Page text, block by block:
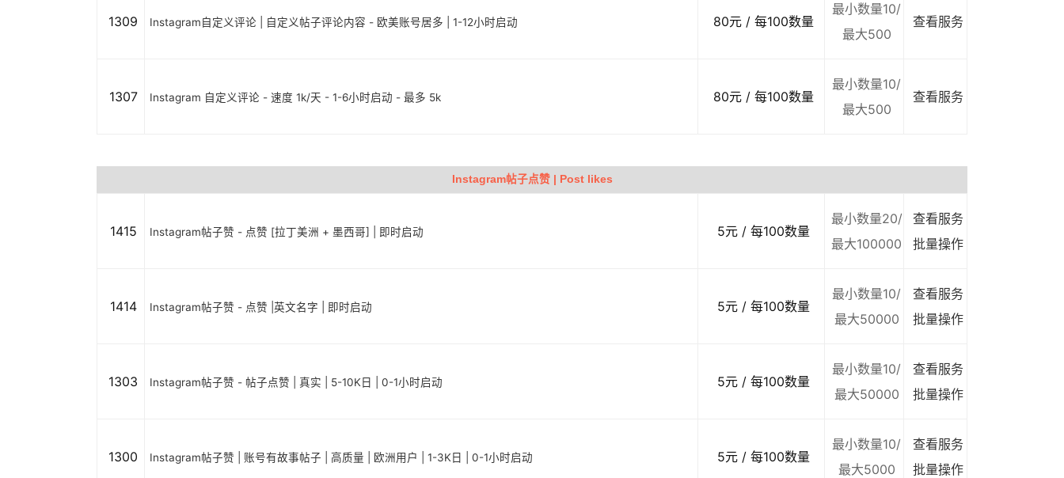
1309 Instagram自定义评论 | 自定义帖子评论内容 - 欧美账号居多 | 1-12小时启动 80元 / 每100数量
最小数量10/
最大500
查看服务
1307 Instagram 自定义评论 - 速度 1k/天 - 1-6小时启动 - 最多 5k 80元 / 每100数量
最小数量10/
最大500
查看服务
Instagram帖子点赞 | Post likes
1415 Instagram帖子赞 - 点赞 [拉丁美洲 + 墨西哥] | 即时启动 5元 / 每100数量
最小数量20/
最大100000
查看服务
批量操作
1414 Instagram帖子赞 - 点赞 |英文名字 | 即时启动 5元 / 每100数量
最小数量10/
最大50000
查看服务
批量操作
1303 Instagram帖子赞 - 帖子点赞 | 真实 | 5-10K日 | 0-1小时启动 5元 / 每100数量
最小数量10/
最大50000
查看服务
批量操作
1300 Instagram帖子赞 | 账号有故事帖子 | 高质量 | 欧洲用户 | 1-3K日 | 0-1小时启动 5元 / 每100数量
最小数量10/
最大5000
查看服务
批量操作